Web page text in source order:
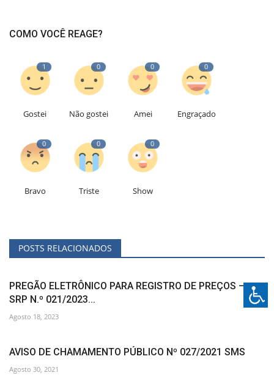
COMO VOCÊ REAGE?
1
Gostei
0
Não gostei
0
Amei
0
Engraçado
0
Bravo
0
Triste
0
Show
POSTS RELACIONADOS
PREGÃO ELETRÔNICO PARA REGISTRO DE PREÇOS –
SRP N.º 021/2023...
Agosto 18, 2023
AVISO DE CHAMAMENTO PÚBLICO Nº 027/2021 SMS
Agosto 30, 2021